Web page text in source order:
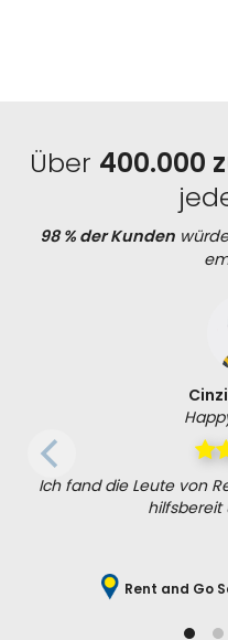
Über 400.000
98 % der Kunden
Ich fand die Leute von
hilfsbereit
Rent and Go